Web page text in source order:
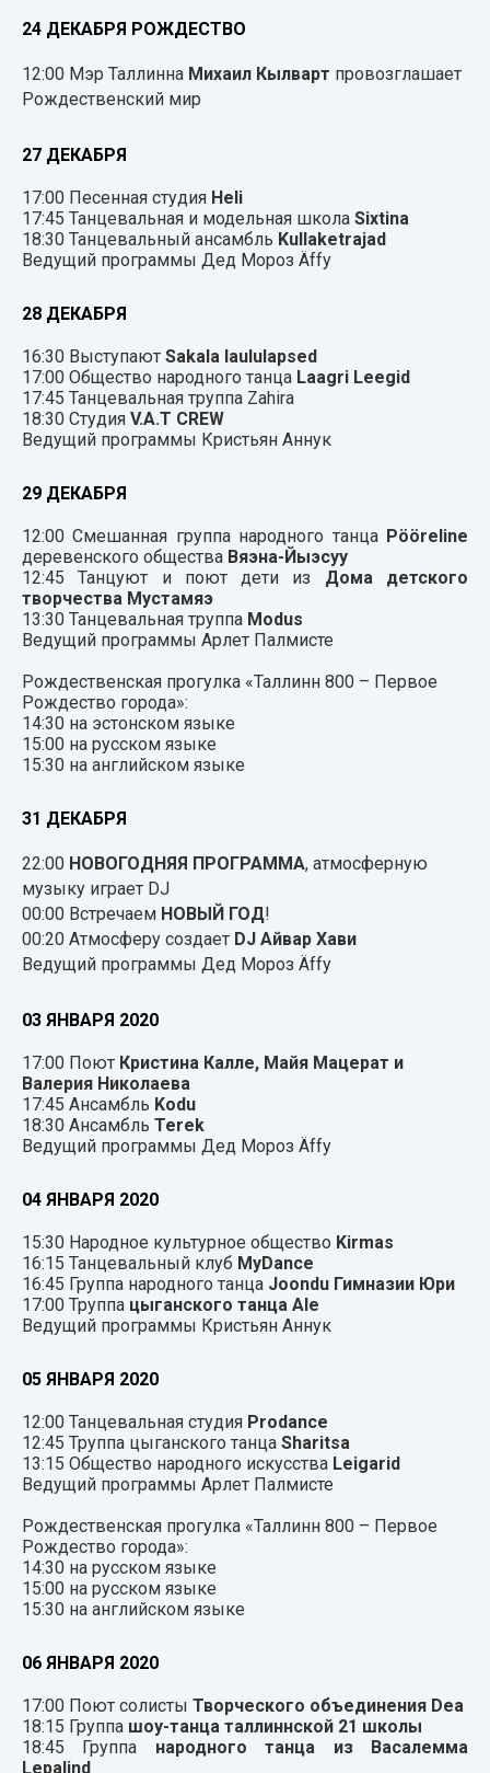
24 ДЕКАБРЯ РОЖДЕСТВО
12:00 Мэр Таллинна Михаил Кылварт провозглашает
Рождественский мир
27 ДЕКАБРЯ
17:00 Песенная студия Heli
17:45 Танцевальная и модельная школа Sixtina
18:30 Танцевальный ансамбль Kullaketrajad
Ведущий программы Дед Мороз Äffy
28 ДЕКАБРЯ
16:30 Выступают Sakala laululapsed
17:00 Общество народного танца Laagri Leegid
17:45 Танцевальная труппа Zahira
18:30 Студия V.A.T CREW
Ведущий программы Кристьян Аннук
29 ДЕКАБРЯ
12:00 Смешанная группа народного танца Pööreline
деревенского общества Вяэна-Йыэсуу
12:45 Танцуют и поют дети из Дома детского
творчества Мустамяэ
13:30 Танцевальная труппа Modus
Ведущий программы Арлет Палмисте
Рождественская прогулка «Таллинн 800 – Первое
Рождество города»:
14:30 на эстонском языке
15:00 на русском языке
15:30 на английском языке
31 ДЕКАБРЯ
22:00 НОВОГОДНЯЯ ПРОГРАММА, атмосферную
музыку играет DJ
00:00 Встречаем НОВЫЙ ГОД!
00:20 Атмосферу создает DJ Айвар Хави
Ведущий программы Дед Мороз Äffy
03 ЯНВАРЯ 2020
17:00 Поют Кристина Калле, Майя Мацерат и
Валерия Николаева
17:45 Ансамбль Kodu
18:30 Ансамбль Terek
Ведущий программы Дед Мороз Äffy
04 ЯНВАРЯ 2020
15:30 Народное культурное общество Kirmas
16:15 Танцевальный клуб MyDance
16:45 Группа народного танца Joondu Гимназии Юри
17:00 Труппа цыганского танца Ale
Ведущий программы Кристьян Аннук
05 ЯНВАРЯ 2020
12:00 Танцевальная студия Prodance
12:45 Труппа цыганского танца Sharitsa
13:15 Общество народного искусства Leigarid
Ведущий программы Арлет Палмисте
Рождественская прогулка «Таллинн 800 – Первое
Рождество города»:
14:30 на русском языке
15:00 на русском языке
15:30 на английском языке
06 ЯНВАРЯ 2020
17:00 Поют солисты Творческого объединения Dea
18:15 Группа шоу-танца таллиннской 21 школы
18:45 Группа народного танца из Васалемма
Lepalind